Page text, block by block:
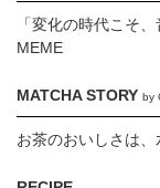
「変化の時代こそ
MEME
MATCHA STORY by
お茶のおいしさは、